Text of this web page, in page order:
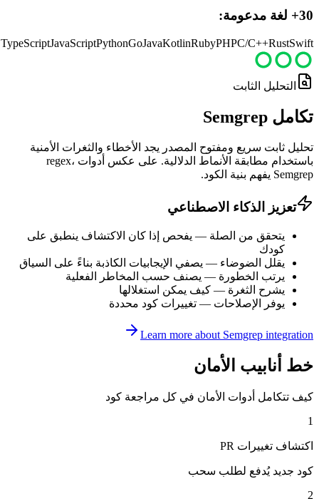
30+ لغة مدعومة:
TypeScriptJavaScriptPythonGoJavaKotlinRubyPHPC/C++RustSwift
التحليل الثابت
تكامل Semgrep
تحليل ثابت سريع ومفتوح المصدر يجد الأخطاء والثغرات الأمنية
باستخدام مطابقة الأنماط الدلالية. على عكس أدوات regex،
Semgrep يفهم بنية الكود.
تعزيز الذكاء الاصطناعي
يتحقق من الصلة — يفحص إذا كان الاكتشاف ينطبق على
كودك
يقلل الضوضاء — يصفي الإيجابيات الكاذبة بناءً على السياق
يرتب الخطورة — يصنف حسب المخاطر الفعلية
يشرح الثغرة — كيف يمكن استغلالها
يوفر الإصلاحات — تغييرات كود محددة
Learn more about Semgrep integration
خط أنابيب الأمان
كيف تتكامل أدوات الأمان في كل مراجعة كود
1
اكتشاف تغييرات PR
كود جديد يُدفع لطلب سحب
2